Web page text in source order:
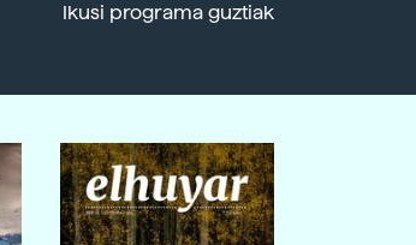
Ikusi programa guztiak